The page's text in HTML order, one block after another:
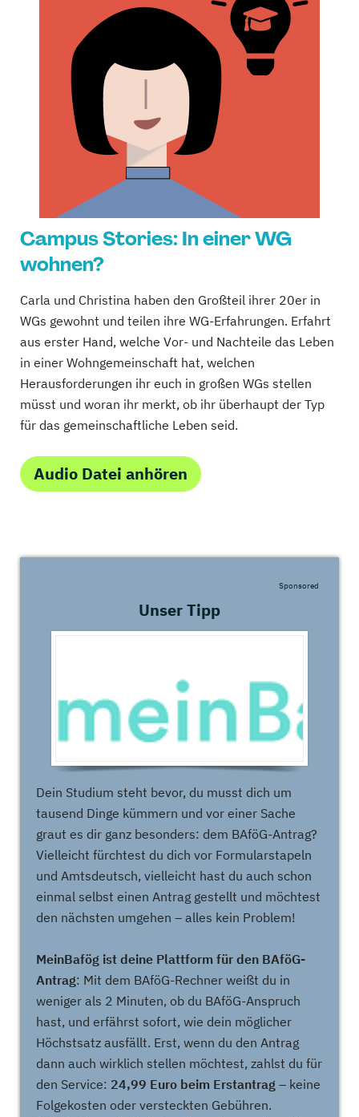
Campus Stories: In einer WG
wohnen?
Carla und Christina haben den Großteil ihrer 20er in
WGs gewohnt und teilen ihre WG-Erfahrungen. Erfahrt
aus erster Hand, welche Vor- und Nachteile das Leben
in einer Wohngemeinschaft hat, welchen
Herausforderungen ihr euch in großen WGs stellen
müsst und woran ihr merkt, ob ihr überhaupt der Typ
für das gemeinschaftliche Leben seid.
Audio Datei anhören
Unser Tipp
Sponsored
Dein Studium steht bevor, du musst dich um
tausend Dinge kümmern und vor einer Sache
graut es dir ganz besonders: dem BAföG-Antrag?
Vielleicht fürchtest du dich vor Formularstapeln
und Amtsdeutsch, vielleicht hast du auch schon
einmal selbst einen Antrag gestellt und möchtest
den nächsten umgehen – alles kein Problem!
MeinBafög ist deine Plattform für den BAföG-
Antrag: Mit dem BAföG-Rechner weißt du in
weniger als 2 Minuten, ob du BAföG-Anspruch
hast, und erfährst sofort, wie dein möglicher
Höchstsatz ausfällt. Erst, wenn du den Antrag
dann auch wirklich stellen möchtest, zahlst du für
den Service: 24,99 Euro beim Erstantrag – keine
Folgekosten oder versteckten Gebühren.